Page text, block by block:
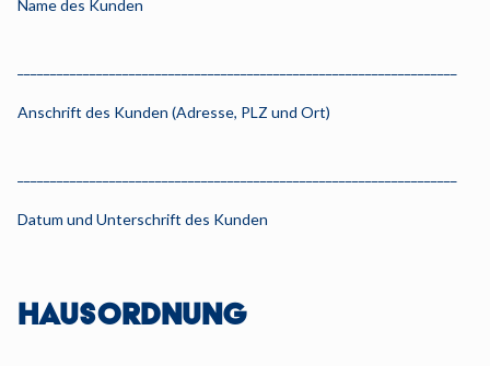
Name des Kunden
Anschrift des Kunden (Adresse, PLZ und Ort)
Datum und Unterschrift des Kunden
HAUSORDNUNG